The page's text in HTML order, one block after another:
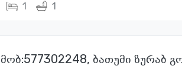
1 1
მობ:577302248, ბათუმი ზურაბ